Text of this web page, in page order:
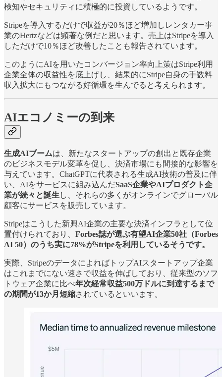
検知やセキュリティに積極的に投資しているようです。
Stripeを導入するだけで収益が20％ほど増加しレンタカー事
業のHertzなどは顕著な例だと思います。売上はStripeを導入
しただけで10％ほど改善したことも報告されています。
このようにAIを用いたコンバージョン率向上策はStripe利用
企業全体の収益性を底上げし、結果的にStripe自身の手数料
収入拡大にもつながる好循環を生んでると考えられます。
AIエコノミーの到来
生成AIブームは、新たなスタートアップの創出と既存企業
のビジネスモデル変革を促し、決済市場にも間接的な影響を
与えています。ChatGPTに代表される生成AI技術の普及に伴
い、AIをサービスに組み込んだSaaS企業やAIプロダクト企
業が続々と誕生 し、それらの多くがオンラインでグローバル
顧客にサービスを販売しています。
Stripeはこうした新興AI企業の主要な決済インフラとして位
置付けられており、 Forbes誌が選ぶ有望AI企業50社（Forbes
AI 50）のうち実に78%がStripeを利用しているそうです。
実際、StripeのデータによればトップAIスタートアップ企業
はこれまでにない速さで収益を伸ばしており、従来型のソフ
トウェア企業に比べ年次経常収益500万ドルに到達するまで
の期間が13か月短縮されているといいます。